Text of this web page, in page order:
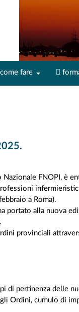
come fare
FNOPI, è
a Roma).
portato alla nuova
provinciali
di pertinenza delle
Ordini, cumulo di